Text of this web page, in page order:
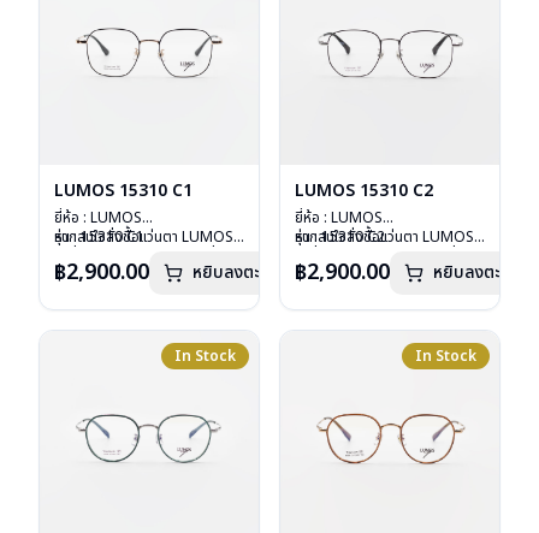
LUMOS 15310 C1
ยี่ห้อ : LUMOS
รุ่น : 15310 C1
เลนส์ : Demo Lens
น้ำหนัก : 16 กรัม
อุปกรณ์ : กล่องแว่น , ผ้าเช็ดแว่น
หากสนใจสั่งชื้อแว่นตา LUMOS
ลงไว้กรุณาติดต่อเราคลิก
฿2,900.00 หยิบลงตะกร้า
LUMOS 15310 C2
ยี่ห้อ : LUMOS
รุ่น : 15310 C2
เลนส์ : Demo Lens
น้ำหนัก : 16 กรัม
อุปกรณ์ : กล่องแว่น , ผ้าเช็ดแว่น
หากสนใจสั่งชื้อแว่นตา LUMOS
ลงไว้กรุณาติดต่อเราคลิก
฿2,900.00 หยิบลงตะกร้า
In Stock In Stock